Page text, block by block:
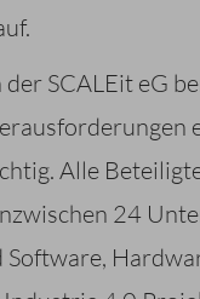
der SCALEit eG
Alle
24
Software,